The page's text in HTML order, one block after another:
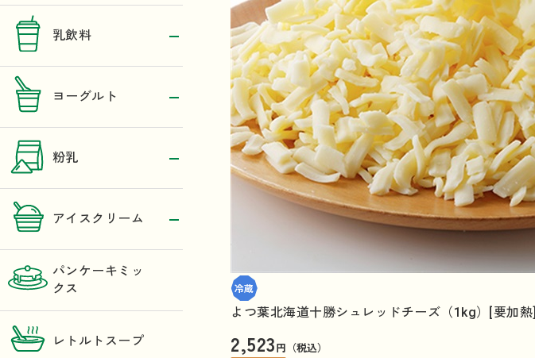
乳飲料
ヨーグルト
粉乳
アイスクリーム
パンケーキミッ
クス
レトルトスープ
よつ葉北海道十勝シュレッドチーズ（1kg）[要加熱]
2,523円（税込）